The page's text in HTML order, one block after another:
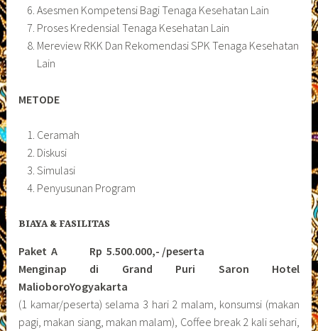
Asesmen Kompetensi Bagi Tenaga Kesehatan Lain
Proses Kredensial Tenaga Kesehatan Lain
Mereview RKK Dan Rekomendasi SPK Tenaga Kesehatan
Lain
METODE
Ceramah
Diskusi
Simulasi
Penyusunan Program
BIAYA & FASILITAS
Paket A Rp 5.500.000,- /peserta
Menginap di Grand Puri Saron Hotel
MalioboroYogyakarta
(1 kamar/peserta) selama 3 hari 2 malam, konsumsi (makan
pagi, makan siang, makan malam), Coffee break 2 kali sehari,